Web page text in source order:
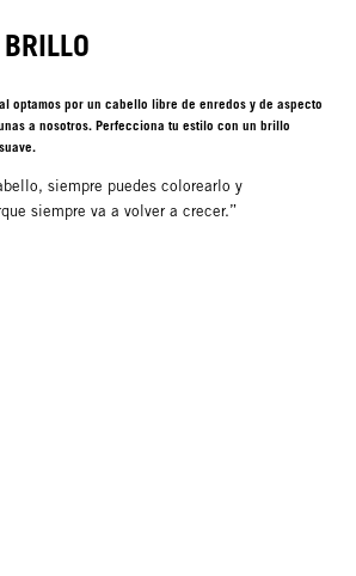
optamos por un cabello libre de enredos y de aspecto
a nosotros. Perfecciona tu estilo con un brillo
siempre puedes colorearlo y
siempre va a volver a crecer.”